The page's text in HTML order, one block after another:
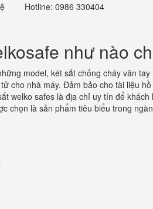
Hotline: 0986 330404
như nào
model, két sắt chống cháy vân
cho nhà máy. Đảm bảo cho tài liệu
welko safes là địa chỉ uy tín để
chọn là sản phẩm tiêu biểu trong